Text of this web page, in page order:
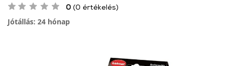
0 (0 értékelés)
Jótállás: 24 hónap